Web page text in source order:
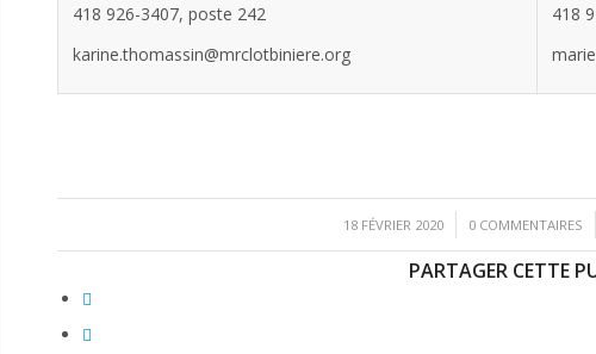
418 926-3407, poste 242
karine.thomassin@mrclotbiniere.org
418
18 FÉVRIER 2020
/ 0 COMMENTAIRES
/
PARTAGER CETTE